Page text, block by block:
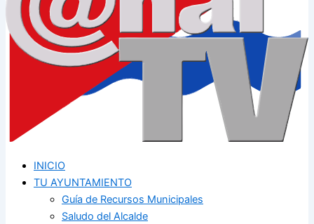
INICIO
TU AYUNTAMIENTO
Guía de Recursos Municipales
Saludo del Alcalde